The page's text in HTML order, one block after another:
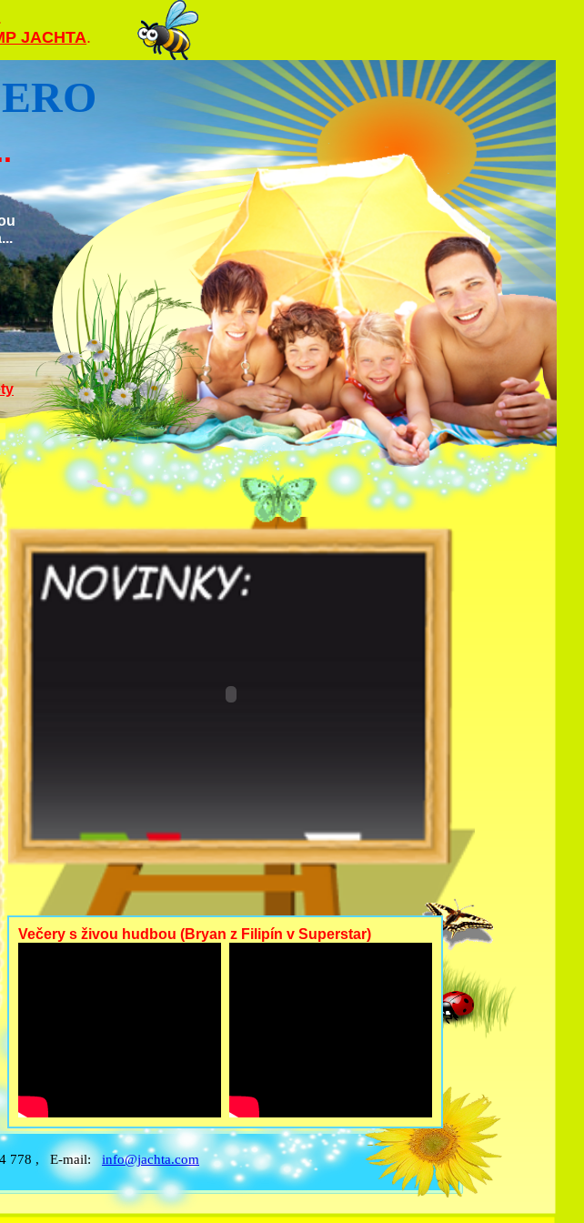
JACHTA.
778 , E-mail: info@jachta.com
Večery s živou hudbou (Bryan z Filipín v Superstar)